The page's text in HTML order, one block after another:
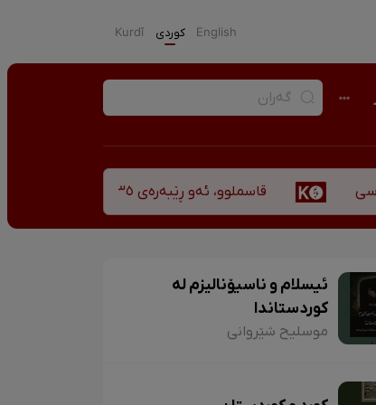
English كوردی Kurdî
قاسملوو، ئەو ڕێبەرەی ٣٥ ساڵ پاش شەهید بوونیشی ڕێبازەکەی هەر زیندووە
ئیسلام و ناسیۆنالیزم لە
کوردستاندا
موسلیح شێروانی